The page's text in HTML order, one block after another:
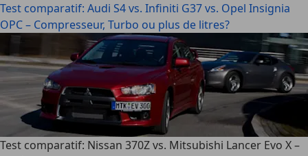
Test comparatif: Audi S4 vs. Infiniti G37 vs. Opel Insignia
OPC – Compresseur, Turbo ou plus de litres?
Test comparatif: Nissan 370Z vs. Mitsubishi Lancer Evo X –